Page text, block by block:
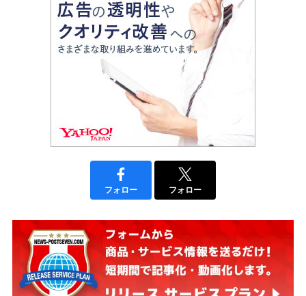
フォロー フォロー